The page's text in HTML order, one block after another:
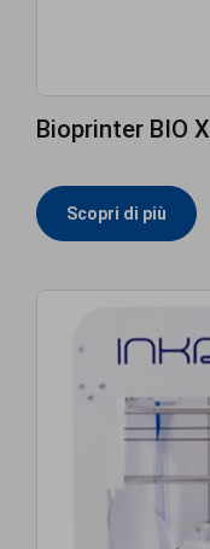
Bioprinter BIO X
Scopri di più